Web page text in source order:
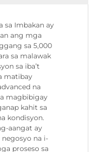
sa Imbakan ay
ang mga
sa 5,000
sa malawak
sa iba’t
matibay
na
magbibigay
kahit sa
kondisyon.
aangat ay
na i-
proseso sa